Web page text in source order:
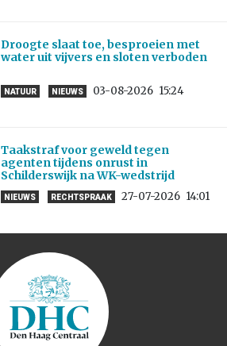
Droogte slaat toe, besproeien met
water uit vijvers en sloten verboden
NATUUR NIEUWS 03-08-2026 15:24
Taakstraf voor geweld tegen
agenten tijdens onrust in
Schilderswijk na WK-wedstrijd
NIEUWS RECHTSPRAAK 27-07-2026 14:01